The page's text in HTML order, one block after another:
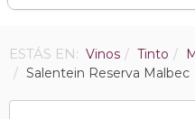
ESTÁS EN: Vinos Tinto
Salentein Reserva Malbec